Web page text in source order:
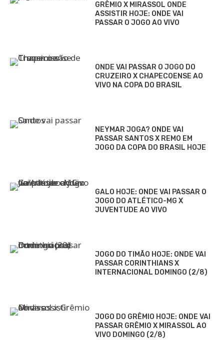
GRÊMIO X MIRASSOL ONDE
ASSISTIR HOJE: ONDE VAI
PASSAR O JOGO AO VIVO
ONDE VAI PASSAR O JOGO DO
CRUZEIRO X CHAPECOENSE AO
VIVO NA COPA DO BRASIL
NEYMAR JOGA? ONDE VAI
PASSAR SANTOS X REMO EM
JOGO DA COPA DO BRASIL HOJE
GALO HOJE: ONDE VAI PASSAR O
JOGO DO ATLÉTICO-MG X
JUVENTUDE AO VIVO
JOGO DO TIMÃO HOJE: ONDE VAI
PASSAR CORINTHIANS X
INTERNACIONAL DOMINGO (2/8)
JOGO DO GRÊMIO HOJE: ONDE VAI
PASSAR GRÊMIO X MIRASSOL AO
VIVO DOMINGO (2/8)